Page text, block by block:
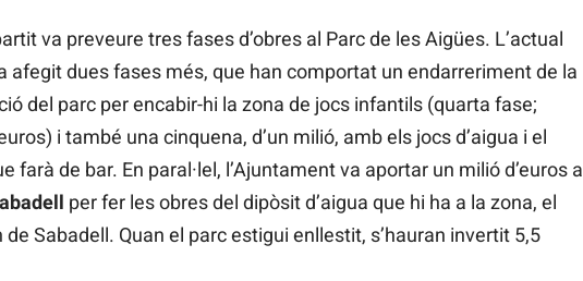
va preveure tres fases d’obres al Parc de les Aigües. L’actual
afegit dues fases més, que han comportat un endarreriment de la
del parc per encabir-hi la zona de jocs infantils (quarta fase;
i també una cinquena, d’un milió, amb els jocs d’aigua i el
farà de bar. En paral·lel, l’Ajuntament va aportar un milió d’euros a
per fer les obres del dipòsit d’aigua que hi ha a la zona, el
de Sabadell. Quan el parc estigui enllestit, s’hauran invertit 5,5